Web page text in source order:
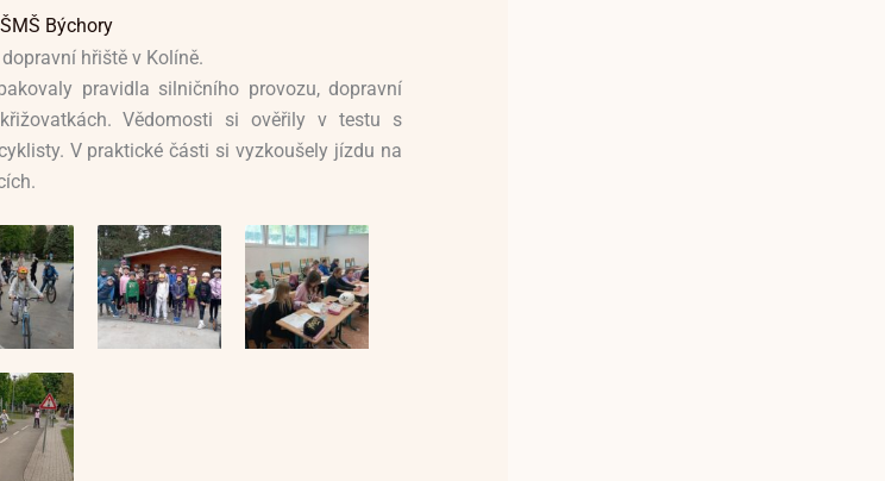
Býchory
hřiště v Kolíně.
pravidla silničního provozu, dopravní
Vědomosti si ověřily v testu s
V praktické části si vyzkoušely jízdu na